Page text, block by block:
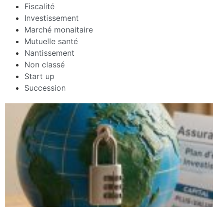
Fiscalité
Investissement
Marché monaitaire
Mutuelle santé
Nantissement
Non classé
Start up
Succession